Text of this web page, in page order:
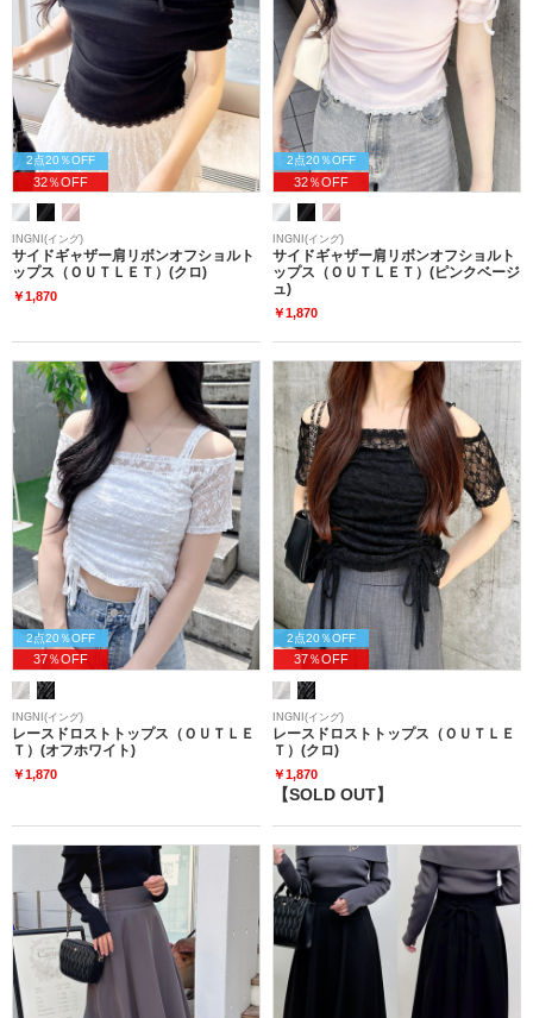
2点20％OFF
32％OFF
INGNI(イング)
サイドギャザー肩リボンオフショルト
ップス（ＯＵＴＬＥＴ）(クロ)
￥1,870
2点20％OFF
32％OFF
INGNI(イング)
サイドギャザー肩リボンオフショルト
ップス（ＯＵＴＬＥＴ）(ピンクベージ
ュ)
￥1,870
2点20％OFF
37％OFF
INGNI(イング)
レースドロストトップス（ＯＵＴＬＥ
Ｔ）(オフホワイト)
￥1,870
2点20％OFF
37％OFF
INGNI(イング)
レースドロストトップス（ＯＵＴＬＥ
Ｔ）(クロ)
￥1,870
【SOLD OUT】